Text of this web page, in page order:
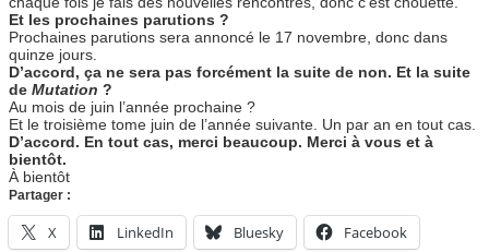
Et les prochaines parutions ?
Prochaines parutions sera annoncé le 17 novembre, donc dans
quinze jours.
D’accord, ça ne sera pas forcément la suite de non. Et la suite
de Mutation ?
Au mois de juin l’année prochaine ?
Et le troisième tome juin de l’année suivante. Un par an en tout cas.
D’accord. En tout cas, merci beaucoup. Merci à vous et à
bientôt.
À bientôt
Partager :
X LinkedIn Bluesky Facebook